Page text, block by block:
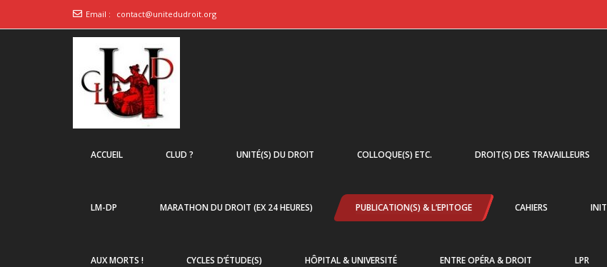
Email : contact@unitedudroit.org
ACCUEIL CLUD ? UNITÉ(S) DU DROIT COLLOQUE(S) ETC. DROIT(S) DES TRAVAILLEURS
LM-DP MARATHON DU DROIT (EX 24 HEURES) PUBLICATION(S) & L’EPITOGE CAHIERS
AUX MORTS ! CYCLES D’ÉTUDE(S) HÔPITAL & UNIVERSITÉ ENTRE OPÉRA & DROIT LPR